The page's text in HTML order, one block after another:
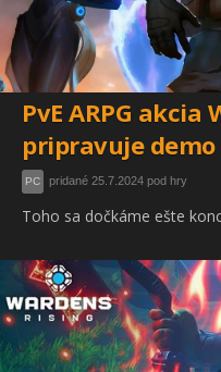
PvE ARPG akcia
pripravuje demo
PC pridané 25.7.2024 pod hry
Toho sa dočkáme ešte